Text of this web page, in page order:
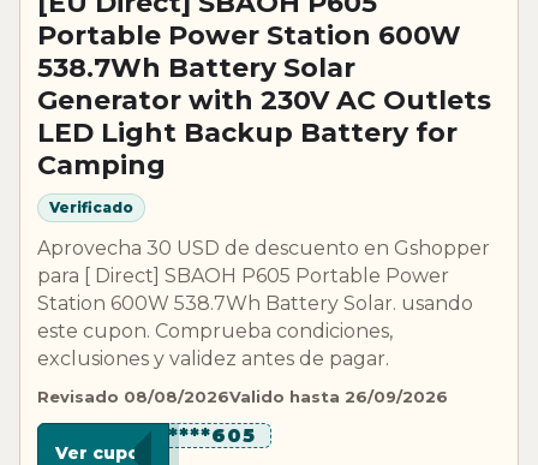
Portable Power Station 600W
538.7Wh Battery Solar
Generator with 230V AC Outlets
LED Light Backup Battery for
Camping
Verificado
Aprovecha 30 USD de descuento en Gshopper
para [ Direct] SBAOH P605 Portable Power
Station 600W 538.7Wh Battery Solar. usando
este cupon. Comprueba condiciones,
exclusiones y validez antes de pagar.
Revisado 08/08/2026Valido hasta 26/09/2026
********605
Ver cupon